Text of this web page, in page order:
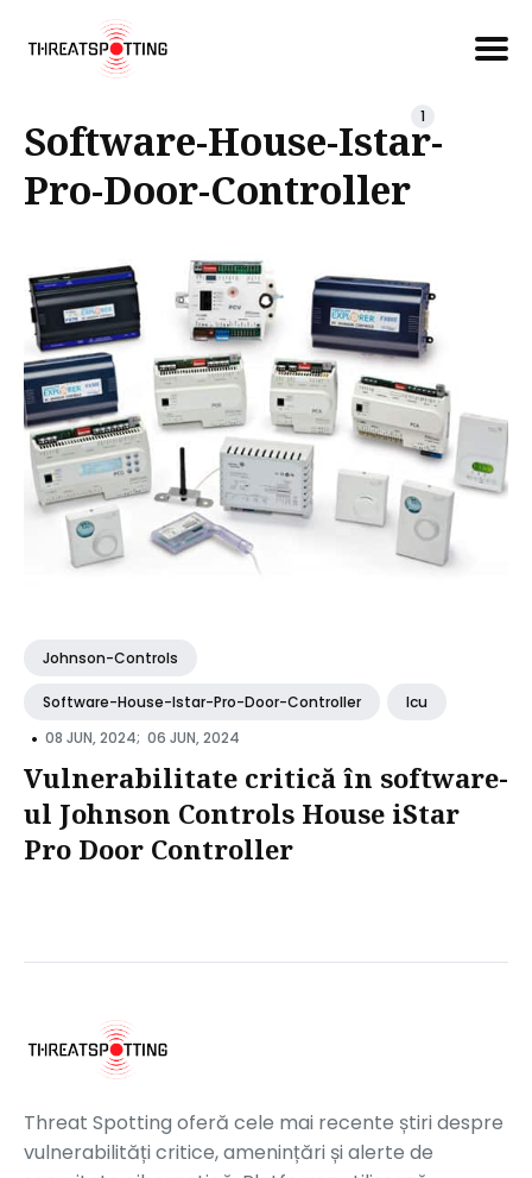
Software-House-Istar-
Pro-Door-Controller
1
Johnson-Controls
Software-House-Istar-Pro-Door-Controller Icu
• 08 JUN, 2024; 06 JUN, 2024
Vulnerabilitate critică în software-
ul Johnson Controls House iStar
Pro Door Controller
Threat Spotting oferă cele mai recente știri despre
vulnerabilități critice, amenințări și alerte de